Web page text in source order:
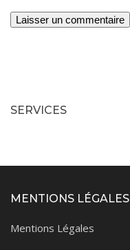
SERVICES
MENTIONS LÉGALES
Mentions Légales